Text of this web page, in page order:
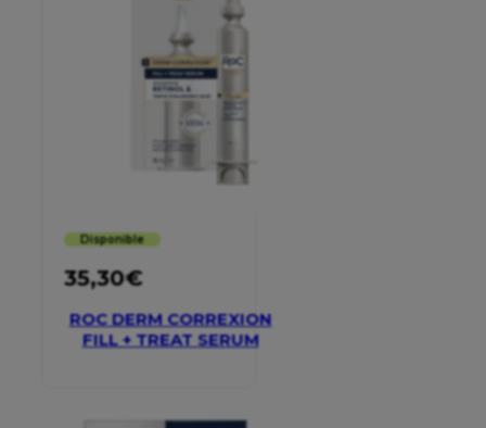
Disponible
35,30€
ROC DERM CORREXION
FILL + TREAT SERUM